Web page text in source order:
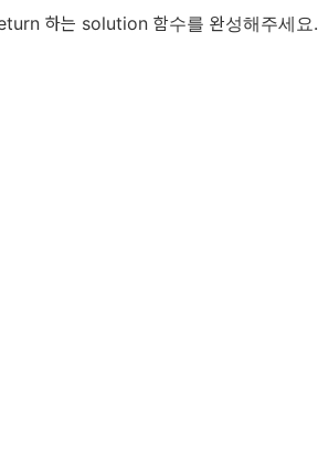
하는 solution 함수를 완성해주세요.